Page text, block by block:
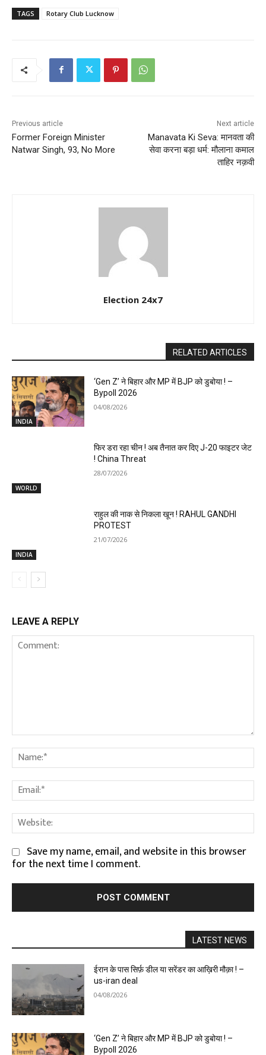
TAGS Rotary Club Lucknow
Previous article
Former Foreign Minister
Natwar Singh, 93, No More
Next article
Manavata Ki Seva: मानवता की
सेवा करना बड़ा धर्म: मौलाना कमाल
ताहिर नक़वी
Election 24x7
RELATED ARTICLES
INDIA
‘Gen Z’ ने बिहार और MP में BJP को डुबोया ! –
Bypoll 2026
04/08/2026
WORLD
फिर डरा रहा चीन ! अब तैनात कर दिए J-20 फाइटर जेट
! China Threat
28/07/2026
INDIA
राहुल की नाक से निकला खून ! RAHUL GANDHI
PROTEST
21/07/2026
LEAVE A REPLY
Comment:
Save my name, email, and website in this browser
for the next time I comment.
LATEST NEWS
ईरान के पास सिर्फ़ डील या सरेंडर का आख़िरी मौक़ा ! –
us-iran deal
04/08/2026
‘Gen Z’ ने बिहार और MP में BJP को डुबोया ! –
Bypoll 2026